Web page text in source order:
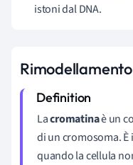
istoni dal DNA.
Lacromatinaè un
di un cromosoma. È
quando la cellula